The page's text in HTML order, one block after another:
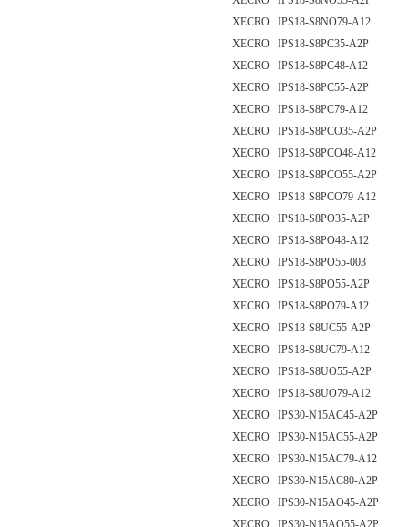
XECRO IPS18-S8NO79-A12
XECRO IPS18-S8PC35-A2P
XECRO IPS18-S8PC48-A12
XECRO IPS18-S8PC55-A2P
XECRO IPS18-S8PC79-A12
XECRO IPS18-S8PCO35-A2P
XECRO IPS18-S8PCO48-A12
XECRO IPS18-S8PCO55-A2P
XECRO IPS18-S8PCO79-A12
XECRO IPS18-S8PO35-A2P
XECRO IPS18-S8PO48-A12
XECRO IPS18-S8PO55-003
XECRO IPS18-S8PO55-A2P
XECRO IPS18-S8PO79-A12
XECRO IPS18-S8UC55-A2P
XECRO IPS18-S8UC79-A12
XECRO IPS18-S8UO55-A2P
XECRO IPS18-S8UO79-A12
XECRO IPS30-N15AC45-A2P
XECRO IPS30-N15AC55-A2P
XECRO IPS30-N15AC79-A12
XECRO IPS30-N15AC80-A2P
XECRO IPS30-N15AO45-A2P
XECRO IPS30-N15AO55-A2P